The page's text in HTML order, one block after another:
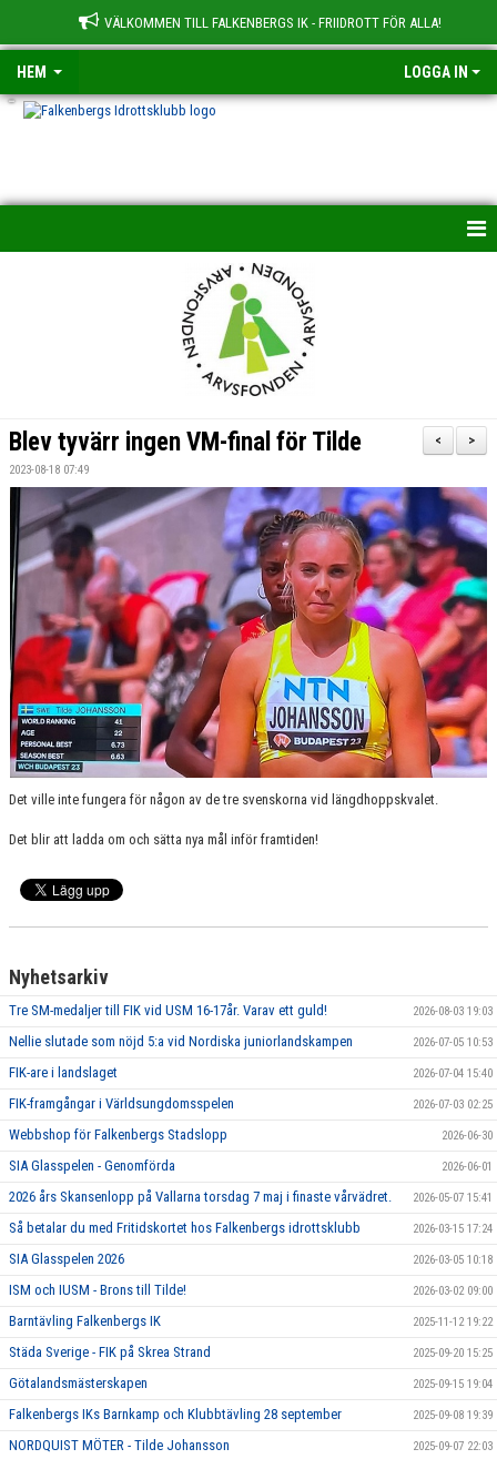
VÄLKOMMEN TILL FALKENBERGS IK - FRIIDROTT FÖR ALLA!
HEM LOGGA IN
-
TRÄNINGSGRUPPER
RESULTAT & STATISTIK
FIK-KLÄDER
IDROTTONLINE
>
<
Blev tyvärr ingen VM-final för Tilde
2023-08-18 07:49
Det ville inte fungera för någon av de tre svenskorna vid längdhoppskvalet.
Det blir att ladda om och sätta nya mål inför framtiden!
Nyhetsarkiv
Tre SM-medaljer till FIK vid USM 16-17år. Varav ett guld! 2026-08-03 19:03
Nellie slutade som nöjd 5:a vid Nordiska juniorlandskampen 2026-07-05 10:53
FIK-are i landslaget 2026-07-04 15:40
FIK-framgångar i Världsungdomsspelen 2026-07-03 02:25
Webbshop för Falkenbergs Stadslopp 2026-06-30
SIA Glasspelen - Genomförda 2026-06-01
2026 års Skansenlopp på Vallarna torsdag 7 maj i finaste vårvädret. 2026-05-07 15:41
Så betalar du med Fritidskortet hos Falkenbergs idrottsklubb 2026-03-15 17:24
SIA Glasspelen 2026 2026-03-05 10:18
ISM och IUSM - Brons till Tilde! 2026-03-02 09:00
Barntävling Falkenbergs IK 2025-11-12 19:22
Städa Sverige - FIK på Skrea Strand 2025-09-20 15:25
Götalandsmästerskapen 2025-09-15 19:04
Falkenbergs IKs Barnkamp och Klubbtävling 28 september 2025-09-08 19:39
NORDQUIST MÖTER - Tilde Johansson 2025-09-07 22:03